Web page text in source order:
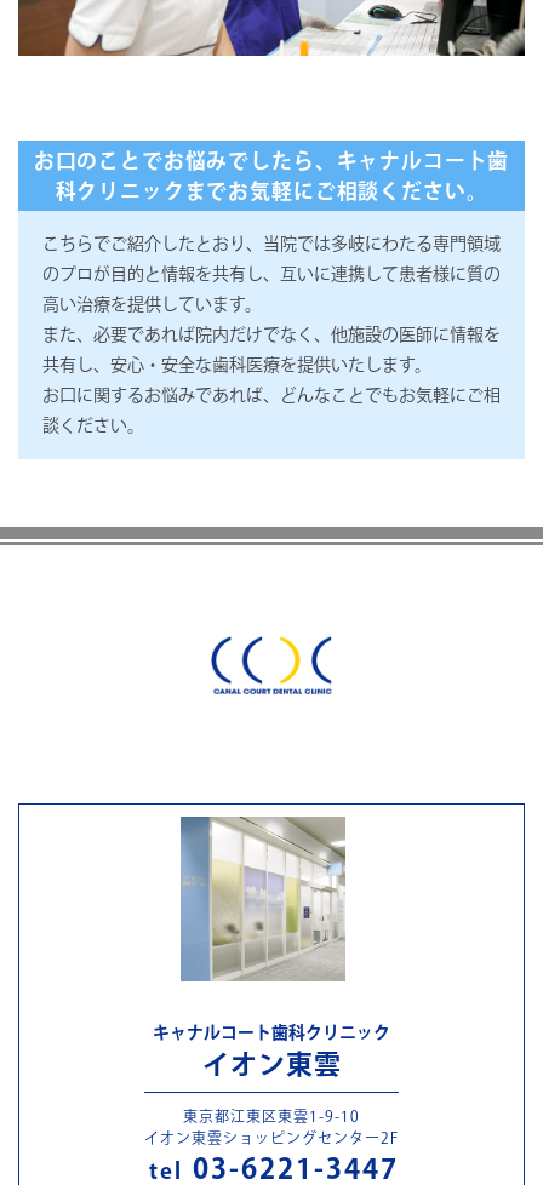
お口のことでお悩みでしたら、キャナルコート歯
科クリニックまでお気軽にご相談ください。
こちらでご紹介したとおり、当院では多岐にわたる専門領域
のプロが目的と情報を共有し、互いに連携して患者様に質の
高い治療を提供しています。
また、必要であれば院内だけでなく、他施設の医師に情報を
共有し、安心・安全な歯科医療を提供いたします。
お口に関するお悩みであれば、どんなことでもお気軽にご相
談ください。
キャナルコート歯科クリニック
イオン東雲
東京都江東区東雲1-9-10
イオン東雲ショッピングセンター2F
tel 03-6221-3447